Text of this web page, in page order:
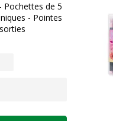
Pochettes de 5
- Pointes